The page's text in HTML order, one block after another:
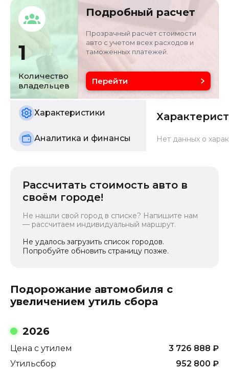
Кузов
седан
LE4AG4CB2RL3909
Объём двигателя
1.5 л
Цвет
Состояние
б/у
1
Количество
владельцев
Подробный расчет
Прозрачный расчёт стоимости
авто с учетом всех расходов и
таможенных платежей.
Перейти
Характеристики
Аналитика и финансы Нет данных о
Рассчитать стоимость авто в
своём городе!
Не нашли свой город в списке? Напишите нам
— рассчитаем индивидуальный маршрут.
Не удалось загрузить список городов.
Попробуйте обновить страницу позже.
Подорожание автомобиля с
увеличением утиль сбора
2026
Цена с утилем 3 726 888 ₽
Утильсбор
952 800 ₽